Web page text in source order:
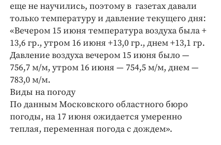
еще не научились, поэтому в газетах давали
только температуру и давление текущего дня:
«Вечером 15 июня температура воздуха была +
13,6 гр., утром 16 июня +13,0 гр., днем +13,1 гр.
Давление воздуха вечером 15 июня было —
756,7 м/м, утром 16 июня — 754,5 м/м, днем —
783,0 м/м.
Виды на погоду
По данным Московского областного бюро
погоды, на 17 июня ожидается умеренно
теплая, переменная погода с дождем».